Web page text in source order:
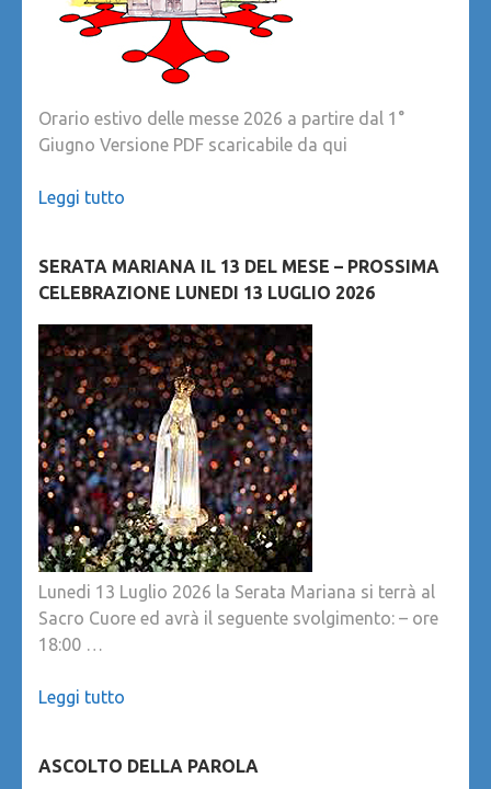
Orario estivo delle messe 2026 a partire dal 1°
Giugno Versione PDF scaricabile da qui
Leggi tutto
SERATA MARIANA IL 13 DEL MESE – PROSSIMA
CELEBRAZIONE LUNEDI 13 LUGLIO 2026
Lunedi 13 Luglio 2026 la Serata Mariana si terrà al
Sacro Cuore ed avrà il seguente svolgimento: – ore
18:00 …
Leggi tutto
ASCOLTO DELLA PAROLA